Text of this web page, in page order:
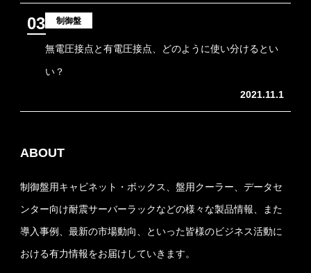
03 制御盤
無電圧接点と有電圧接点、どのように使い分けるとい
い？
2021.11.1
ABOUT
制御盤用キャビネット・ボックス、盤用クーラー、データセ
ンター向け耐震サーバーラックなどの様々な製品情報、また
導入事例、最新の市場動向、といった皆様のビジネス活動に
おける有力情報をお届けしていきます。